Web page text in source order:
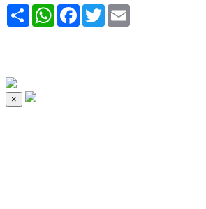
Share WhatsAppFacebook
Twitter
×